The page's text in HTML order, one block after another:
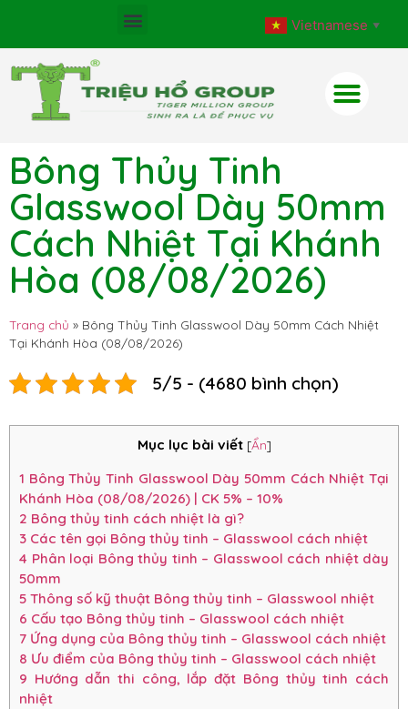
Vietnamese ▼
Bông Thủy Tinh
Glasswool Dày 50mm
Cách Nhiệt Tại Khánh
Hòa (08/08/2026)
Trang chủ » Bông Thủy Tinh Glasswool Dày 50mm Cách Nhiệt
Tại Khánh Hòa (08/08/2026)
5/5 - (4680 bình chọn)
Mục lục bài viết [Ẩn]
1 Bông Thủy Tinh Glasswool Dày 50mm Cách Nhiệt Tại
Khánh Hòa (08/08/2026) | CK 5% – 10%
2 Bông thủy tinh cách nhiệt là gì?
3 Các tên gọi Bông thủy tinh – Glasswool cách nhiệt
4 Phân loại Bông thủy tinh – Glasswool cách nhiệt dày
50mm
5 Thông số kỹ thuật Bông thủy tinh – Glasswool nhiệt
6 Cấu tạo Bông thủy tinh – Glasswool cách nhiệt
7 Ứng dụng của Bông thủy tinh – Glasswool cách nhiệt
8 Ưu điểm của Bông thủy tinh – Glasswool cách nhiệt
9 Hướng dẫn thi công, lắp đặt Bông thủy tinh cách
nhiệt